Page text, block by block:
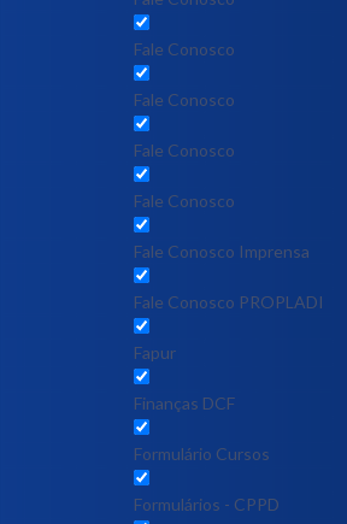
Fale Conosco
Fale Conosco
Fale Conosco
Fale Conosco
Fale Conosco Imprensa
Fale Conosco PROPLADI
Fapur
Finanças DCF
Formulário Cursos
Formulários - CPPD